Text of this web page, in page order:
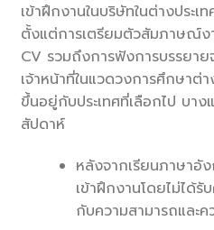
เข้าฝึกงานในบริษัทในต่างประ
ตั้งแต่การเตรียมตัวสัมภาษณ์ง
CV รวมถึงการฟังการบรรยา
เจ้าหน้าที่ในแวดวงการศึกษาต่า
ขึ้นอยู่กับประเทศที่เลือกไป บา
สัปดาห์
หลังจากเรียนภาษา
เข้าฝึกงานโดยไม่ได้
กับความสามารถและ